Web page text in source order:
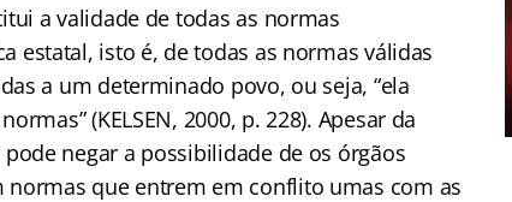
a validade de todas as normas
estatal, isto é, de todas as normas válidas
a um determinado povo, ou seja, “ela
(KELSEN, 2000, p. 228). Apesar da
negar a possibilidade de os órgãos
que entrem em conflito umas com as